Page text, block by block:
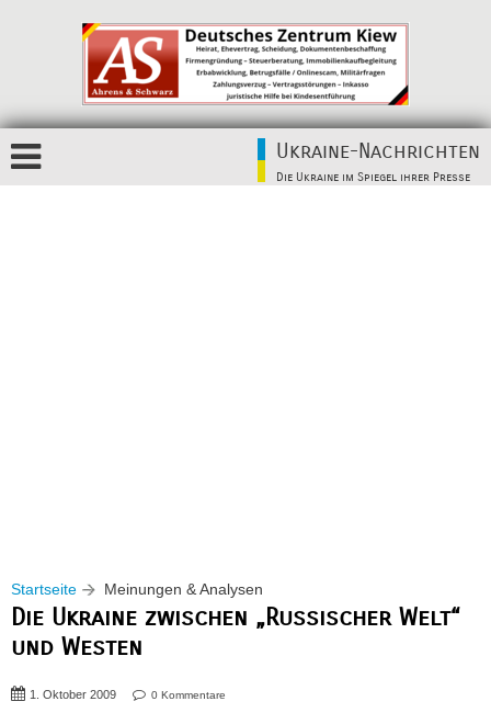
Ukraine-Nachrichten
Die Ukraine im Spiegel ihrer Presse
Startseite Meinungen & Analysen
Die Ukraine zwischen „Russischer Welt“
und Westen
1. Oktober 2009 0 Kommentare